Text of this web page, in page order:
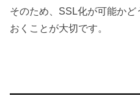
そのため、SSL化が可能か
おくことが大切です。